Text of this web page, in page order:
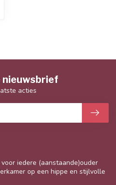
iedere (aanstaande)ouder
op een hippe en stijlvolle
nieuwsbrief
acties